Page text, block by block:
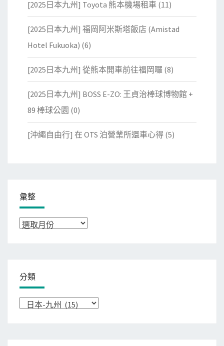
[2025日本九州] Toyota 熊本機場租車 (11)
[2025日本九州] 福岡阿米斯塔飯店 (Amistad
Hotel Fukuoka) (6)
[2025日本九州] 從熊本開車前往福岡囉 (8)
[2025日本九州] BOSS E-ZO: 王貞治棒球博物館 +
89 棒球公園 (0)
[沖繩自由行] 在 OTS 泊營業所還車心得 (5)
彙整
彙
分類